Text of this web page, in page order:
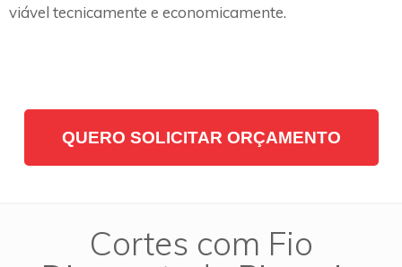
viável tecnicamente e economicamente.
QUERO SOLICITAR ORÇAMENTO
Cortes com Fio